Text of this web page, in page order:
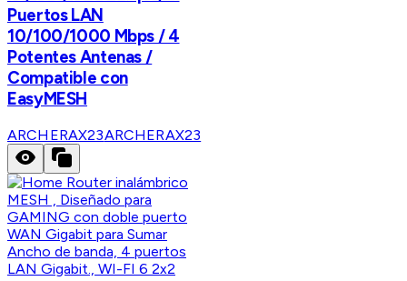
Puertos LAN
10/100/1000 Mbps / 4
Potentes Antenas /
Compatible con
EasyMESH
ARCHERAX23ARCHERAX23